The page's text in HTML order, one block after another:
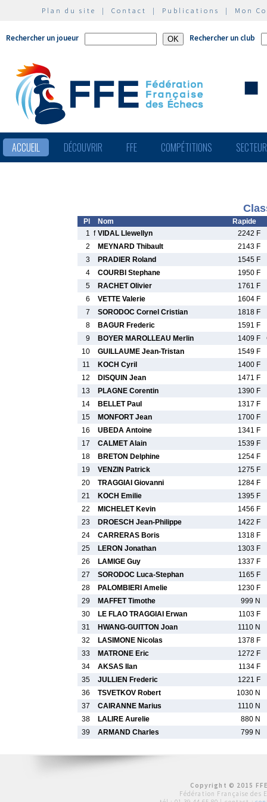
Plan du site | Contact | Publications | Mon
Rechercher un joueur Rechercher un club
ACCUEIL DÉCOUVRIR FFE COMPÉTITIONS
Pl Nom
Rapide
1 f VIDAL Llewellyn 2242 F
2
MEYNARD Thibault 2143 F
3
PRADIER Roland 1545 F
4
COURBI Stephane 1950 F
5
RACHET Olivier 1761 F
6
VETTE Valerie
1604 F
7
SORODOC Cornel Cristian 1818 F
8
BAGUR Frederic 1591 F
9
BOYER MAROLLEAU Merlin 1409 F
10
GUILLAUME Jean-Tristan 1549 F
11
KOCH Cyril 1400 F
12
DISQUIN Jean
1471 F
13
PLAGNE Corentin
1390 F
14
BELLET Paul
1317 F
15
MONFORT Jean 1700 F
16
UBEDA Antoine 1341 F
17
CALMET Alain 1539 F
18
BRETON Delphine
1254 F
19
VENZIN Patrick 1275 F
20
TRAGGIAI Giovanni 1284 F
21
KOCH Emilie
1395 F
22
MICHELET Kevin 1456 F
23
DROESCH Jean-Philippe 1422 F
24
CARRERAS Boris 1318 F
25
LERON Jonathan 1303 F
26
LAMIGE Guy
1337 F
27
SORODOC Luca-Stephan
1165 F
28
PALOMBIERI Amelie
1230 F
29
MAFFET Timothe 999 N
30
LE FLAO TRAGGIAI Erwan
1103 F
31
HWANG-GUITTON Joan 1110 N
32
LASIMONE Nicolas 1378 F
33
MATRONE Eric 1272 F
34
AKSAS Ilan
1134 F
35
JULLIEN Frederic
1221 F
36
TSVETKOV Robert 1030 N
37
CAIRANNE Marius 1110 N
38
LALIRE Aurelie
880 N
39
ARMAND Charles 799 N
Copyright © 2015
Fédération Française des